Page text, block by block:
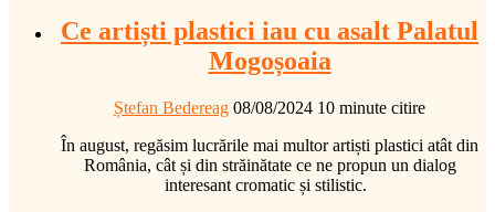
Ce artiști plastici iau cu asalt Palatul
Mogoșoaia
Ștefan Bedereag 08/08/2024 10 minute citire
În august, regăsim lucrările mai multor artiști plastici atât din
România, cât și din străinătate ce ne propun un dialog
interesant cromatic și stilistic.